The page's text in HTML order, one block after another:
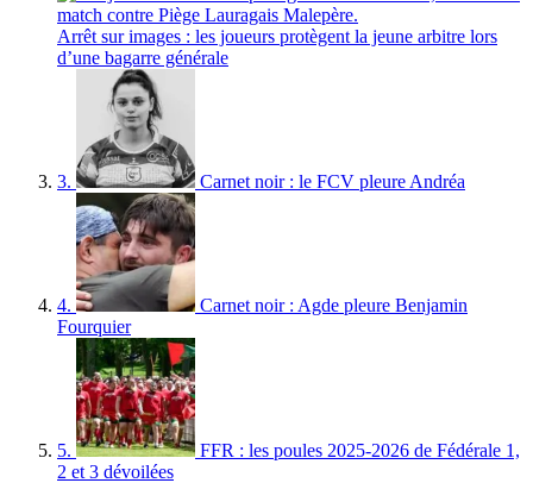
Arrêt sur images : les joueurs protègent la jeune arbitre lors
d’une bagarre générale
3. Carnet noir : le FCV pleure Andréa
4.
Carnet noir : Agde pleure Benjamin
Fourquier
5.
FFR : les poules 2025-2026 de Fédérale 1,
2 et 3 dévoilées